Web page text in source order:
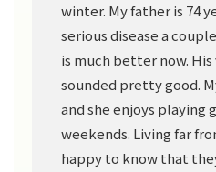
winter. My father is 74
serious disease a
is much better now.
sounded pretty good.
and she enjoys playing
weekends. Living far
happy to know that